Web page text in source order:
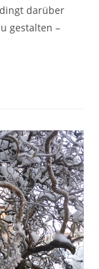
darüber
gestalten –